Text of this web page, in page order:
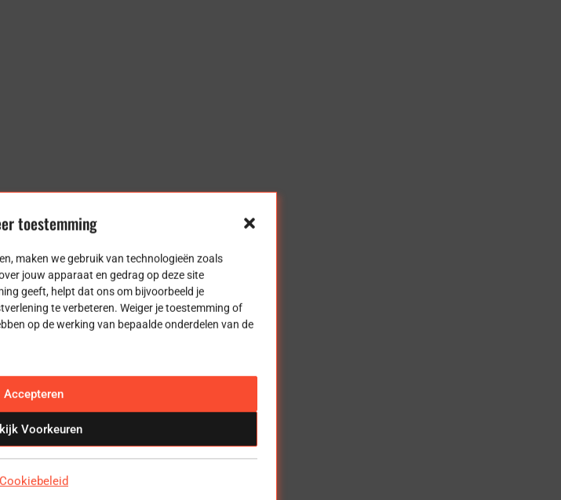
toestemming
maken we gebruik van technologieën zoals
jouw apparaat en gedrag op deze site
geeft, helpt dat ons om bijvoorbeeld je
te verbeteren. Weiger je toestemming of
op de werking van bepaalde onderdelen van de
Accepteren
Voorkeuren
Cookiebeleid